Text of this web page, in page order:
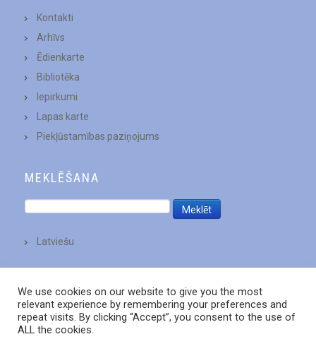
Kontakti
Arhīvs
Ēdienkarte
Bibliotēka
Iepirkumi
Lapas karte
Piekļūstamības paziņojums
MEKLĒŠANA
Latviešu
We use cookies on our website to give you the most
relevant experience by remembering your preferences and
repeat visits. By clicking “Accept”, you consent to the use of
ALL the cookies.